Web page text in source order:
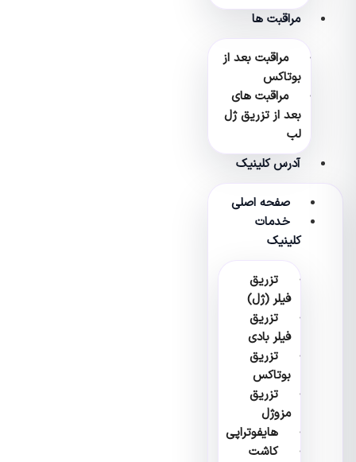
مراقبت ها
مراقبت بعد از
بوتاکس
مراقبت های
بعد از تزریق ژل
آدرس کلینیک
صفحه اصلی
خدمات
کلینیک
تزریق
فیلر (ژل)
تزریق
فیلر بادی
تزریق
بوتاکس
تزریق
مزوژل
هایفوتراپی
کاشت